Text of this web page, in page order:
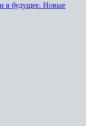
в будущее. Новые